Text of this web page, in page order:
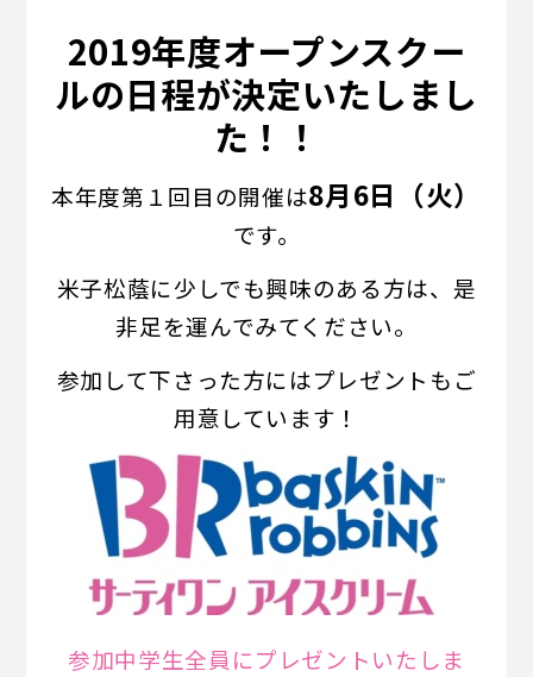
2019年度オープンスクー
ルの日程が決定いたしまし
た！！
本年度第１回目の開催は8月6日（火）
です。
米子松蔭に少しでも興味のある方は、是
非足を運んでみてください。
参加して下さった方にはプレゼントもご
用意しています！
参加中学生全員にプレゼントいたしま